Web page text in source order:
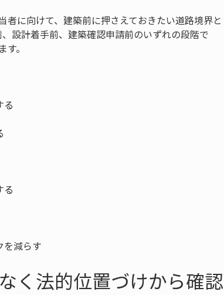
に向けて、建築前に押さえておきたい道路境界と
設計着手前、建築確認申請前のいずれの段階で
。
を減らす
く法的位置づけから確認